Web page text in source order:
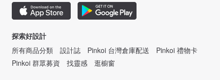
探索好設計
所有商品分類
設計誌 Pinkoi 台灣倉庫配送
Pinkoi 禮物卡
Pinkoi 群眾募資
找靈感 逛櫥窗